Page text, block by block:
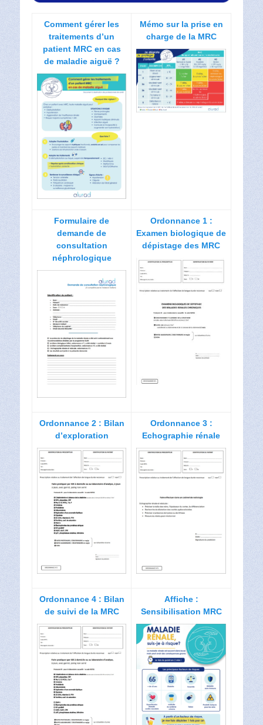
Comment gérer les
traitements d’un
patient MRC en cas
de maladie aiguë ?
Mémo sur la prise en
charge de la MRC
Formulaire de
demande de
consultation
néphrologique
Ordonnance 1 :
Examen biologique de
dépistage des MRC
Ordonnance 2 : Bilan
d’exploration
Ordonnance 3 :
Echographie rénale
Ordonnance 4 : Bilan
de suivi de la MRC
Affiche :
Sensibilisation MRC